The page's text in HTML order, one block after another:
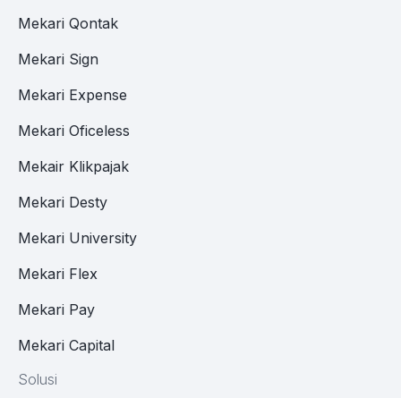
Mekari Qontak
Mekari Sign
Mekari Expense
Mekari Oficeless
Mekair Klikpajak
Mekari Desty
Mekari University
Mekari Flex
Mekari Pay
Mekari Capital
Solusi